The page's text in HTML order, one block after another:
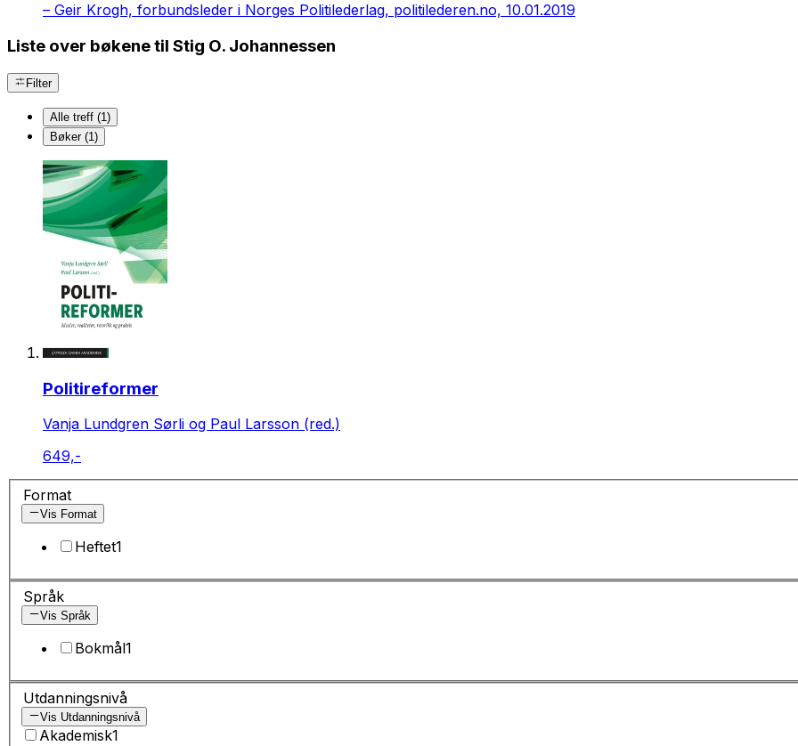
– Geir Krogh, forbundsleder i Norges Politilederlag, politilederen.no, 10.01.2019
Liste over bøkene til Stig O. Johannessen
Filter
Alle treff (1)
Bøker (1)
Politireformer
Vanja Lundgren Sørli og Paul Larsson (red.)
649,-
Format
Vis Format
Heftet1
Språk
Vis Språk
Bokmål1
Utdanningsnivå
Vis Utdanningsnivå
Akademisk1